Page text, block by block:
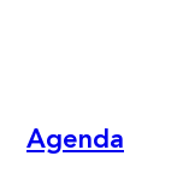
Agenda